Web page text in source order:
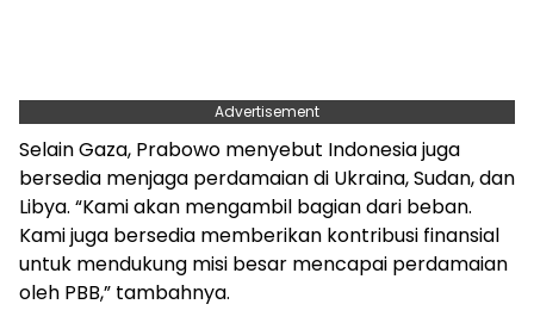
Advertisement
Selain Gaza, Prabowo menyebut Indonesia juga
bersedia menjaga perdamaian di Ukraina, Sudan, dan
Libya. “Kami akan mengambil bagian dari beban.
Kami juga bersedia memberikan kontribusi finansial
untuk mendukung misi besar mencapai perdamaian
oleh PBB,” tambahnya.